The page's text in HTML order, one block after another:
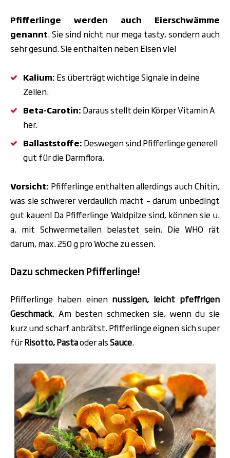
Pfifferlinge werden auch Eierschwämme
genannt. Sie sind nicht nur mega tasty, sondern auch
sehr gesund. Sie enthalten neben Eisen viel
Kalium: Es überträgt wichtige Signale in deine
Zellen.
Beta-Carotin: Daraus stellt dein Körper Vitamin A
her.
Ballaststoffe: Deswegen sind Pfifferlinge generell
gut für die Darmflora.
Vorsicht: Pfifferlinge enthalten allerdings auch Chitin,
was sie schwerer verdaulich macht – darum unbedingt
gut kauen! Da Pfifferlinge Waldpilze sind, können sie u.
a. mit Schwermetallen belastet sein. Die WHO rät
darum, max. 250 g pro Woche zu essen.
Dazu schmecken Pfifferlinge!
Pfifferlinge haben einen nussigen, leicht pfeffrigen
Geschmack. Am besten schmecken sie, wenn du sie
kurz und scharf anbrätst. Pfifferlinge eignen sich super
fürRisotto, Pastaoder alsSauce.